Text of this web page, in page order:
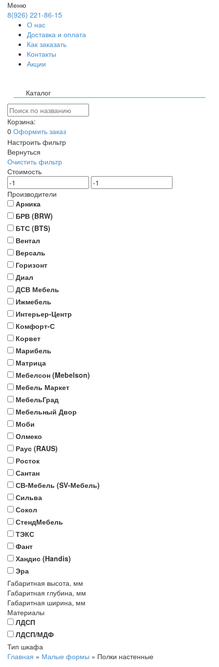
Меню
8(926) 221-86-15
О нас
Доставка и оплата
Как заказать
Контакты
Акции
Каталог
Корзина:
0 Оформить заказ
Настроить фильтр
Вернуться
Очистить фильтр
Стоимость
Производители
Арника
БРВ (BRW)
БТС (BTS)
Вентал
Версаль
Горизонт
Диал
ДСВ Мебель
Ижмебель
Интерьер-Центр
Комфорт-С
Корвет
Марибель
Матрица
Мебелсон (Mebelson)
Мебель Маркет
МебельГрад
Мебельный Двор
Моби
Олмеко
Раус (RAUS)
Росток
Сантан
СВ-Мебель (SV-Мебель)
Сильва
Сокол
СтендМебель
ТЭКС
Фант
Хандис (Handis)
Эра
Габаритная высота, мм
Габаритная глубина, мм
Габаритная ширина, мм
Материалы
ЛДСП
ЛДСП/МДФ
Тип шкафа
Главная » Малые формы » Полки настенные